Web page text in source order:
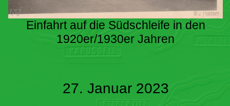
Einfahrt auf die Südschleife in den
1920er/1930er Jahren
27. Januar 2023